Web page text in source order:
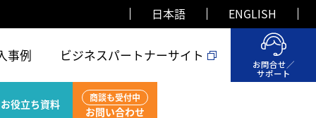
日本語 ENGLISH
事例 ビジネスパートナーサイト
お問合せ／
サポート
お役立ち資料
商談も受付中
お問い合わせ